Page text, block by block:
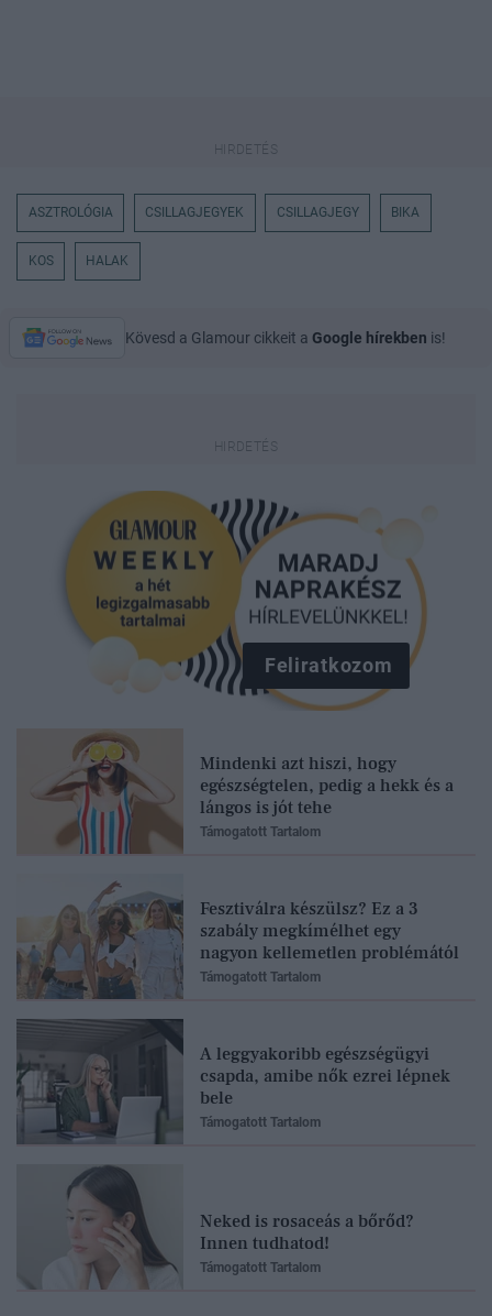
ASZTROLÓGIA CSILLAGJEGYEK CSILLAGJEGY BIKA
KOS HALAK
Kövesd a Glamour cikkeit a Google hírekben is!
Feliratkozom
Mindenki azt hiszi, hogy
egészségtelen, pedig a hekk és a
lángos is jót tehe
Támogatott Tartalom
Fesztiválra készülsz? Ez a 3
szabály megkímélhet egy
nagyon kellemetlen problémától
Támogatott Tartalom
A leggyakoribb egészségügyi
csapda, amibe nők ezrei lépnek
bele
Támogatott Tartalom
Neked is rosaceás a bőrőd?
Innen tudhatod!
Támogatott Tartalom